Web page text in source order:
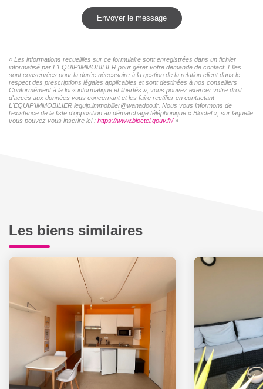
Envoyer le message
« Les informations recueillies sur ce formulaire sont enregistrées dans un fichier
informatisé par L'EQUIP'IMMOBILIER pour gérer votre demande de contact. Elles
sont conservées pour la durée nécessaire à la gestion de la relation client dans le
respect des prescriptions légales applicables et sont destinées à nos conseillers
Conformément à la loi « informatique et libertés », vous pouvez exercer votre droit
d'accès aux données vous concernant et les faire rectifier en contactant
L'EQUIP'IMMOBILIER lequip.immobilier@wanadoo.fr. Nous vous informons de
l'existence de la liste d'opposition au démarchage téléphonique « Bloctel », sur laquelle
vous pouvez vous inscrire ici : https://www.bloctel.gouv.fr/»
Les biens similaires